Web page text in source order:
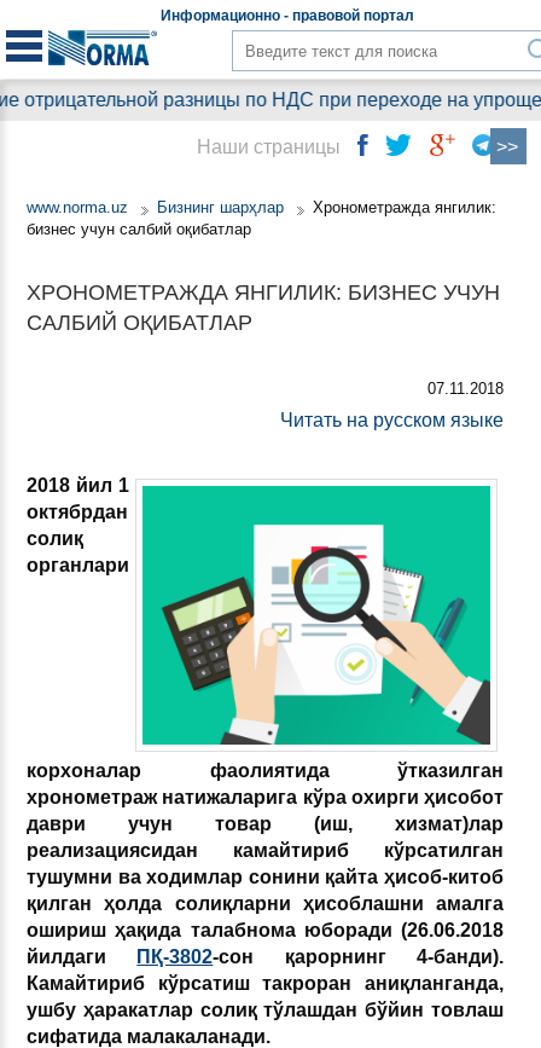
Информационно - правовойпортал
разницы по НДС при переходе на
www.norma.uz Бизнинг шарҳлар
Хронометражда янгилик:
бизнес учун салбий оқибатлар
ХРОНОМЕТРАЖДА ЯНГИЛИК: БИЗНЕС УЧУН
САЛБИЙ ОҚИБАТЛАР
07.11.2018
Читать на русском языке
2018 йил 1
октябрдан
солиқ
органлари
корхоналар фаолиятида ўтказилган
хронометраж натижаларига кўра охирги ҳисобот
даври учун товар (иш, хизмат)лар
реализациясидан камайтириб кўрсатилган
тушумни ва ходимлар сонини қайта ҳисоб-китоб
қилган ҳолда солиқларни ҳисоблашни амалга
ошириш ҳақида талабнома юборади (26.06.2018
йилдаги
ПҚ-3802-сон қарорнинг 4-банди).
Камайтириб кўрсатиш такроран аниқланганда,
ушбу ҳаракатлар солиқ тўлашдан бўйин товлаш
сифатида малакаланади.
Наши страницы